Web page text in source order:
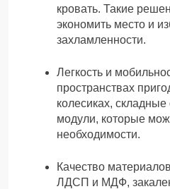
кровать. Такие
экономить место и
захламленности.
Легкость и
пространствах
колесиках, складные
модули, которые
необходимости.
Качество
ЛДСП и МДФ,